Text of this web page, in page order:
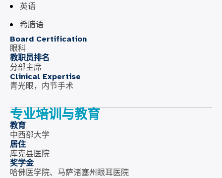
英语
希腊语
Board Certification
眼科
教职员排名
分部主席
Clinical Expertise
青光眼，内节手术
专业培训与教育
教育
中西部大学
居住
库克县医院
奖学金
哈佛医学院、马萨诸塞州眼耳医院